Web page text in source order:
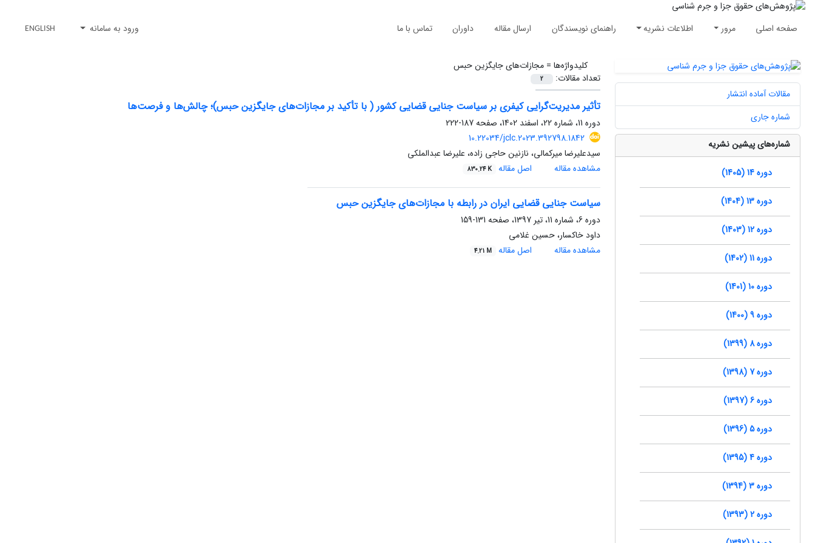
صفحه اصلی مرور اطلاعات نشریه راهنمای نویسندگان ارسال مقاله داوران تماس با ما ورود به سامانه ENGLISH
کلیدواژه‌ها =مجازات‌های جایگزین حبس
تعداد مقالات:
2
تأثیر مدیریت‌گرایی کیفری بر سیاست جنایی قضایی کشور ( با تأکید بر مجازات‌های جایگزین حبس)؛ چالش‌ها و فرصت‌ها
دوره 11، شماره 22، اسفند 1402، صفحه
187-222
10.22034/jclc.2023.392798.1842
سیدعلیرضا میرکمالی، نازنین حاجی زاده، علیرضا عبدالملکی
مشاهده مقاله
اصل مقاله 830.24 K
سیاست جنایی قضایی ایران در رابطه با مجازات‌های جایگزین حبس
دوره 6، شماره 11، تیر 1397، صفحه
131-159
داود خاکسار، حسین غلامی
مشاهده مقاله
اصل مقاله 4.21 M
مقالات آماده انتشار
شماره جاری
شماره‌های پیشین نشریه
دوره 14 (1405)
دوره 13 (1404)
دوره 12 (1403)
دوره 11 (1402)
دوره 10 (1401)
دوره 9 (1400)
دوره 8 (1399)
دوره 7 (1398)
دوره 6 (1397)
دوره 5 (1396)
دوره 4 (1395)
دوره 3 (1394)
دوره 2 (1393)